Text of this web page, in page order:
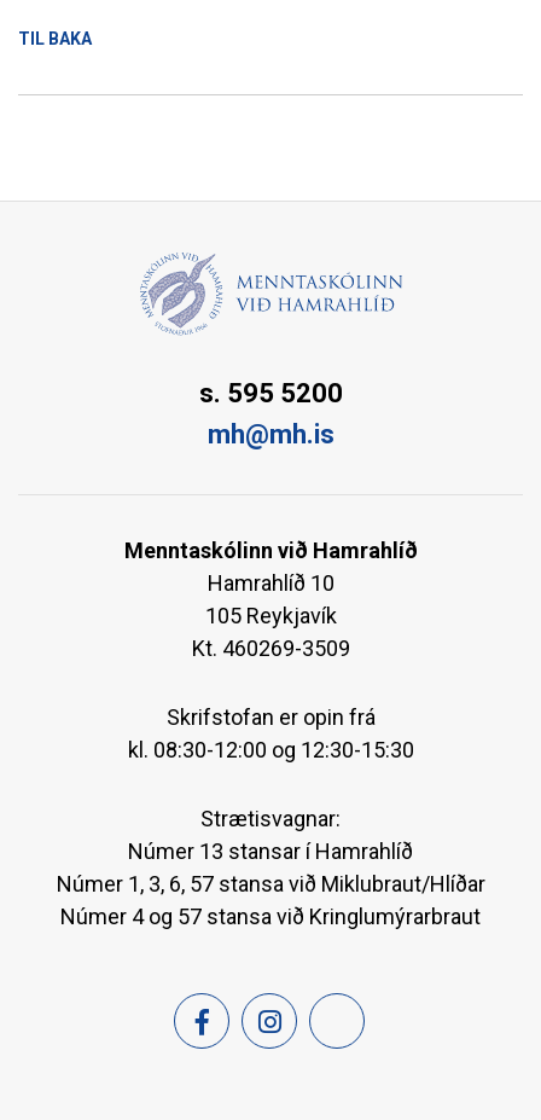
TIL BAKA
s. 595 5200
mh@mh.is
Menntaskólinn við Hamrahlíð
Hamrahlíð 10
105 Reykjavík
Kt. 460269-3509
Skrifstofan er opin frá
kl. 08:30-12:00 og 12:30-15:30
Strætisvagnar:
Númer 13 stansar í Hamrahlíð
Númer 1, 3, 6, 57 stansa við Miklubraut/Hlíðar
Númer 4 og 57 stansa við Kringlumýrarbraut